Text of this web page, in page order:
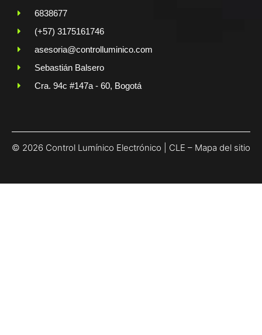
6838677
(+57) 3175161746
asesoria@controlluminico.com
Sebastián Balsero
Cra. 94c #147a - 60, Bogotá
© 2026 Control Lumínico Electrónico | CLE – Mapa del sitio